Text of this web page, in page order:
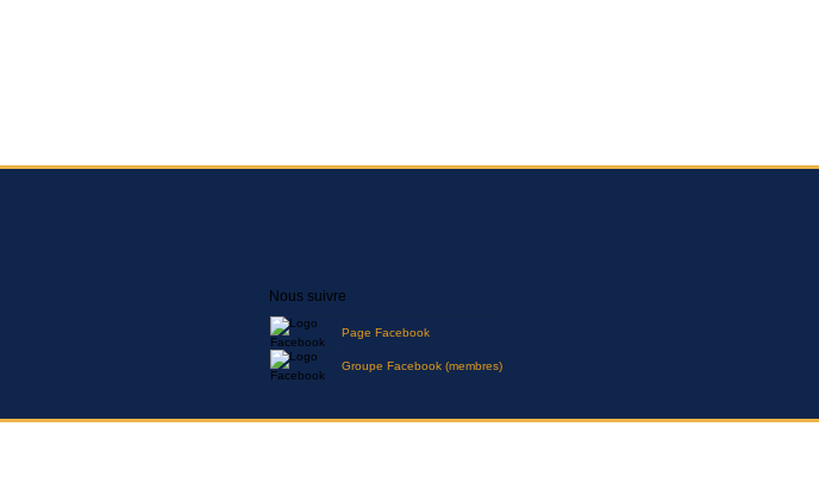
Nous suivre
Page Facebook
Groupe Facebook (membres)